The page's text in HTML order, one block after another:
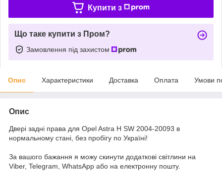
Купити з
Що таке купити з Пром?
Замовлення під захистом
Опис Характеристики Доставка Оплата Умови
Опис
Двері задні права для Opel Astra H SW 2004-20093 в
нормальному стані, без пробігу по Україні!
За вашого бажання я можу скинути додаткові світлини на
Viber, Telegram, WhatsApp або на електронну пошту.